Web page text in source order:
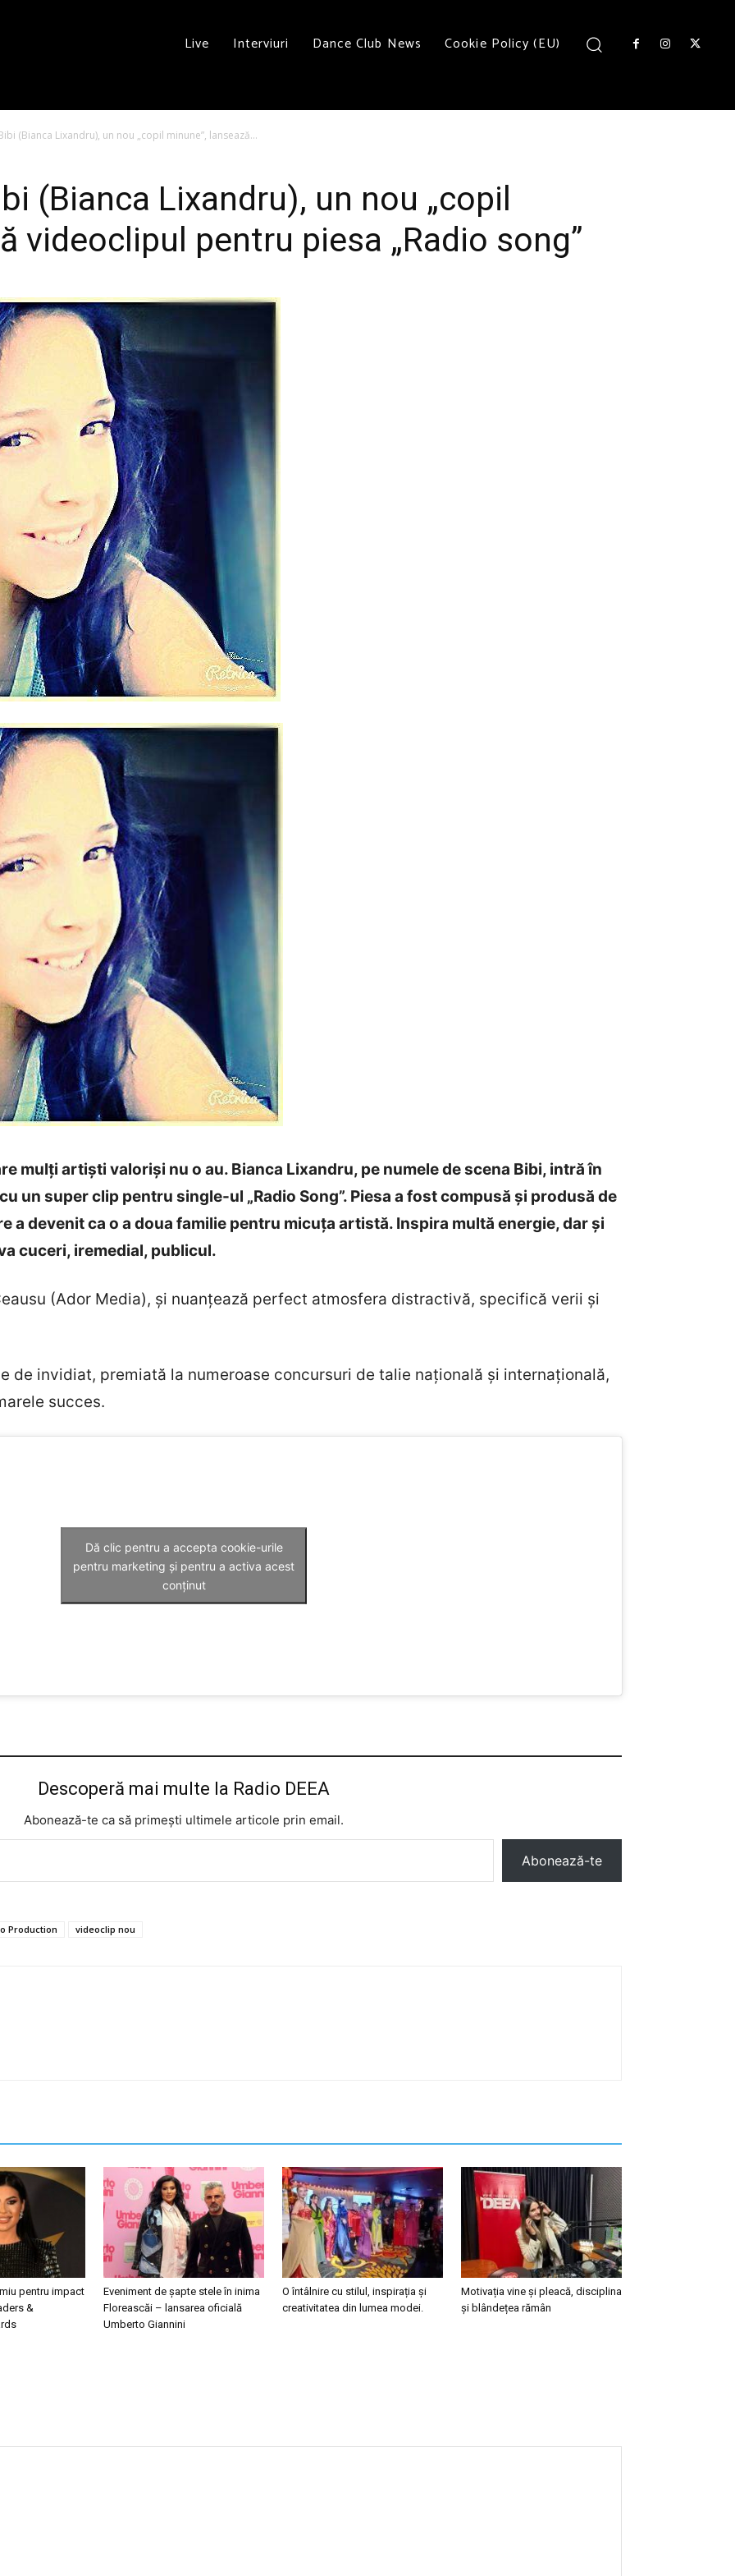
Live Interviuri Dance Club News Cookie Policy (EU)
(Bianca Lixandru), un nou „copil minune”, lansează...
(Bianca Lixandru), un nou „copil
videoclipul pentru piesa „Radio song”
mulți artiști valoriși nu o au. Bianca Lixandru, pe numele de scena Bibi, intră în
un super clip pentru single-ul „Radio Song”. Piesa a fost compusă și produsă de
a devenit ca o a doua familie pentru micuța artistă. Inspira multă energie, dar și
cuceri, iremedial, publicul.
(Ador Media), și nuanțează perfect atmosfera distractivă, specifică verii și
de invidiat, premiată la numeroase concursuri de talie națională și internațională,
succes.
Dă clic pentru a accepta cookie-urile
pentru marketing și pentru a activa acest
conținut
Descoperă mai multe la Radio DEEA
Abonează-te ca să primești ultimele articole prin email.
Abonează-te
Production videoclip nou
pentru impact
&
Eveniment de șapte stele în inima
Floreascăi – lansarea oficială
Umberto Giannini
O întâlnire cu stilul, inspirația și
creativitatea din lumea modei.
Motivația vine și pleacă, disciplina
și blândețea rămân